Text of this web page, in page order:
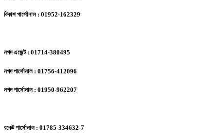
বিকাশ পার্সোনাল : 01952-162329
নগদ এজেন্ট : 01714-380495
নগদ পার্সোনাল : 01756-412096
নগদ পার্সোনাল : 01950-962207
রকেট পার্সোনাল : 01785-334632-7